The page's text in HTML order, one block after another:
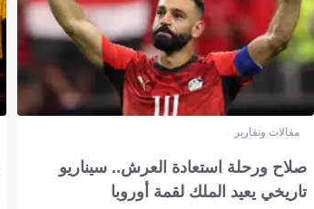
مقالات وتقارير
صلاح ورحلة استعادة العرش.. سيناريو
تاريخي يعيد الملك لقمة أوروبا